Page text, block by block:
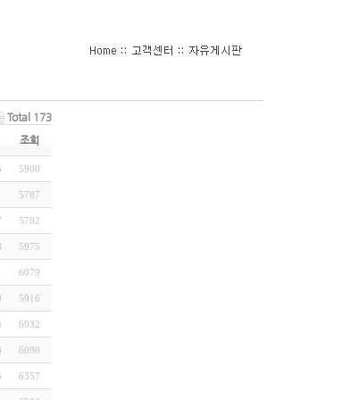
Total 173
조회
5900
5787
5702
5975
6079
5916
6032
6090
6357